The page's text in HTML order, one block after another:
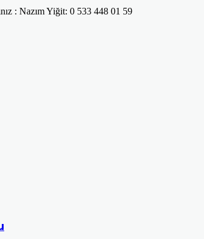
: Nazım Yiğit: 0 533 448 01 59